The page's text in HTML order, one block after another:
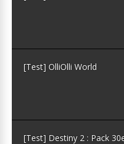
[Test] OlliOlli World
[Test] Destiny 2 : Pack